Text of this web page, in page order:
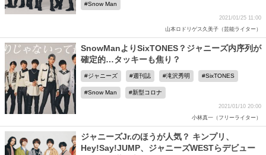
Snow Man
2021/01/25 11:00
山本ロドリゲス久美子（芸能ライター）
SnowManよりSixTONES？ジャニーズ内序列が
確定的…タッキーも焦り？
ジャニーズ 週刊誌 滝沢秀明 SixTONES
Snow Man 新型コロナ
2021/01/10 20:00
小林真一（フリーライター）
ジャニーズJr.のほうが人気？ キンプリ、
Hey!Say!JUMP、ジャニーズWESTらデビュー